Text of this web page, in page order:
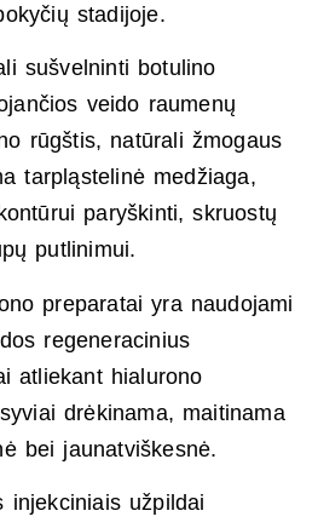
stadijoje.
sušvelninti botulino
veido raumenų
rūgštis, natūrali žmogaus
tarpląstelinė medžiaga,
paryškinti, skruostų
putlinimui.
preparatai yra naudojami
regeneracinius
atliekant hialurono
drėkinama, maitinama
bei jaunatviškesnė.
injekciniais užpildai